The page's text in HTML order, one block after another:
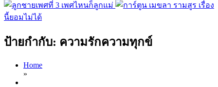
เพศไหนก็ลูกแม่
เรื่อง
นี้ยอมไม่ได้
ป้ายกำกับ: ความรักความทุกข์
Home
»